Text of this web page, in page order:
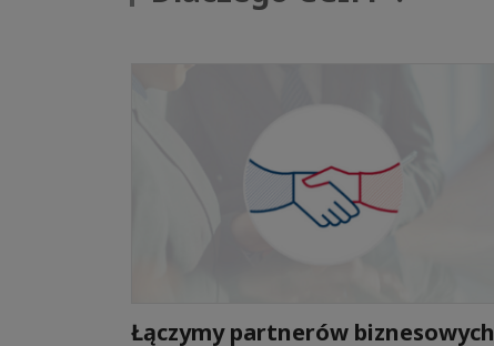
Łączymy partnerów biznesowych